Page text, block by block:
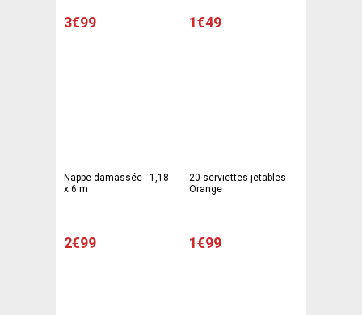
3€99 1€49
Nappe damassée - 1,18
x 6 m
2€99
20 serviettes jetables -
Orange
1€99